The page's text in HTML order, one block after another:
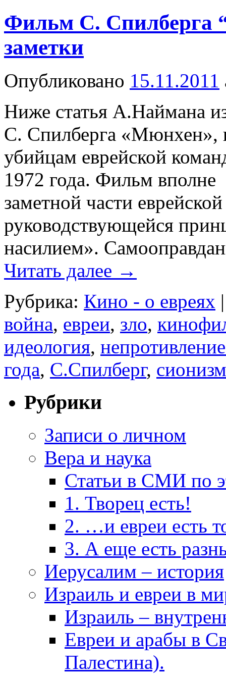
Фильм С. Спилберга
заметки
Опубликовано 15.11.2011
Ниже статья А.Наймана
С. Спилберга «Мюнхен»,
убийцам еврейской
1972 года. Фильм вполне
заметной части
руководствующейся
насилием».
Читать далее →
Рубрика: Кино - о евреях |
война, евреи, зло,
идеология,
года, С.Спилберг, сионизм
Рубрики
Записи о личном
Вера и наука
Статьи в СМИ по
1. Творец есть!
2. …и евреи есть
3. А еще есть
Иерусалим – история
Израиль и евреи в
Израиль –
Евреи и арабы в
Палестина).